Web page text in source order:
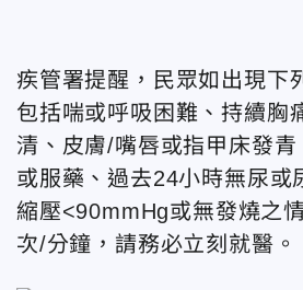
疾管署提醒，民眾如出現下
包括喘或呼吸困難、持續胸
清、皮膚/嘴唇或指甲床發
或服藥、過去24小時無尿或
縮壓<90mmHg或無發燒之
次/分鐘，請務必立刻就醫。